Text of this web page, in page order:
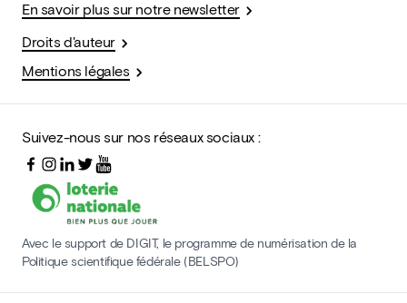
En savoir plus sur notre newsletter
Droits d'auteur
Mentions légales
Suivez-nous sur nos réseaux sociaux :
Avec le support de DIGIT, le programme de numérisation de la
Politique scientifique fédérale (BELSPO)